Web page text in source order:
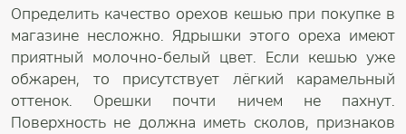
Определить качество орехов кешью при покупке в
магазине несложно. Ядрышки этого ореха имеют
приятный молочно-белый цвет. Если кешью уже
обжарен, то присутствует лёгкий карамельный
оттенок. Орешки почти ничем не пахнут.
Поверхность не должна иметь сколов, признаков